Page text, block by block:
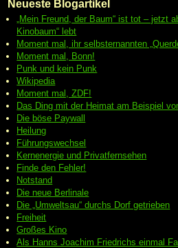
Neueste Blogartikel
„Mein Freund, der Baum“ ist tot – jetzt
Kinobaum“ lebt
Moment mal, ihr selbsternannten
Moment mal, Bonn!
Punk und kein Punk
Wikipedia
Moment mal, ZDF!
Das Ding mit der Heimat am Beispiel
Die böse Paywall
Heilung
Führungswechsel
Kernenergie und Privatfernsehen
Finde den Fehler!
Notstand
Die neue Berlinale
Die „Umweltsau“ durchs Dorf getrieben
Freiheit
Großes Kino
Als Hanns Joachim Friedrichs einmal